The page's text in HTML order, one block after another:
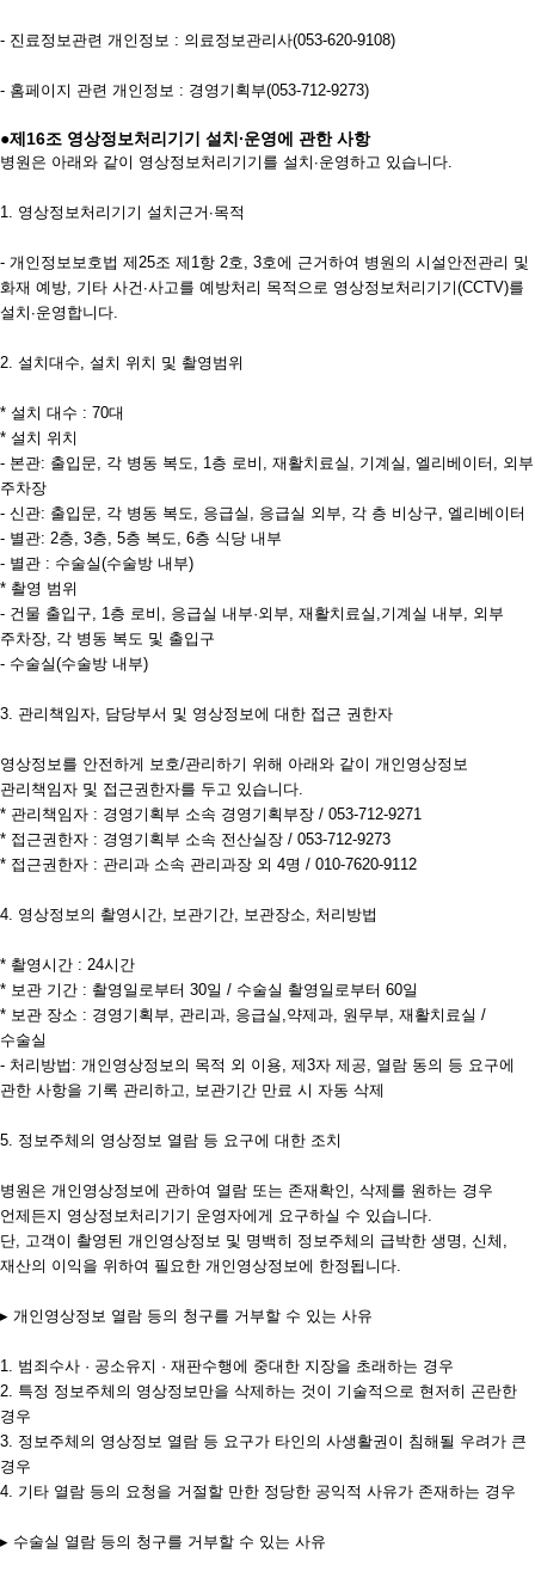
- 진료정보관련 개인정보 : 의료정보관리사(053-620-9108)
- 홈페이지 관련 개인정보 : 경영기획부(053-712-9273)
●제16조 영상정보처리기기 설치∙운영에 관한 사항
병원은 아래와 같이 영상정보처리기기를 설치∙운영하고 있습니다.
1. 영상정보처리기기 설치근거∙목적
- 개인정보보호법 제25조 제1항 2호, 3호에 근거하여 병원의 시설안전관리 및
화재 예방, 기타 사건∙사고를 예방처리 목적으로 영상정보처리기기(CCTV)를
설치∙운영합니다.
2. 설치대수, 설치 위치 및 촬영범위
* 설치 대수 : 70대
* 설치 위치
- 본관: 출입문, 각 병동 복도, 1층 로비, 재활치료실, 기계실, 엘리베이터, 외부
주차장
- 신관: 출입문, 각 병동 복도, 응급실, 응급실 외부, 각 층 비상구, 엘리베이터
- 별관: 2층, 3층, 5층 복도, 6층 식당 내부
- 별관 : 수술실(수술방 내부)
* 촬영 범위
- 건물 출입구, 1층 로비, 응급실 내부·외부, 재활치료실,기계실 내부, 외부
주차장, 각 병동 복도 및 출입구
- 수술실(수술방 내부)
3. 관리책임자, 담당부서 및 영상정보에 대한 접근 권한자
영상정보를 안전하게 보호/관리하기 위해 아래와 같이 개인영상정보
관리책임자 및 접근권한자를 두고 있습니다.
* 관리책임자 : 경영기획부 소속 경영기획부장 / 053-712-9271
* 접근권한자 : 경영기획부 소속 전산실장 / 053-712-9273
* 접근권한자 : 관리과 소속 관리과장 외 4명 / 010-7620-9112
4. 영상정보의 촬영시간, 보관기간, 보관장소, 처리방법
* 촬영시간 : 24시간
* 보관 기간 : 촬영일로부터 30일 / 수술실 촬영일로부터 60일
* 보관 장소 : 경영기획부, 관리과, 응급실,약제과, 원무부, 재활치료실 /
수술실
- 처리방법: 개인영상정보의 목적 외 이용, 제3자 제공, 열람 동의 등 요구에
관한 사항을 기록 관리하고, 보관기간 만료 시 자동 삭제
5. 정보주체의 영상정보 열람 등 요구에 대한 조치
병원은 개인영상정보에 관하여 열람 또는 존재확인, 삭제를 원하는 경우
언제든지 영상정보처리기기 운영자에게 요구하실 수 있습니다.
단, 고객이 촬영된 개인영상정보 및 명백히 정보주체의 급박한 생명, 신체,
재산의 이익을 위하여 필요한 개인영상정보에 한정됩니다.
▸ 개인영상정보 열람 등의 청구를 거부할 수 있는 사유
1. 범죄수사 · 공소유지 · 재판수행에 중대한 지장을 초래하는 경우
2. 특정 정보주체의 영상정보만을 삭제하는 것이 기술적으로 현저히 곤란한
경우
3. 정보주체의 영상정보 열람 등 요구가 타인의 사생활권이 침해될 우려가 큰
경우
4. 기타 열람 등의 요청을 거절할 만한 정당한 공익적 사유가 존재하는 경우
▸ 수술실 열람 등의 청구를 거부할 수 있는 사유